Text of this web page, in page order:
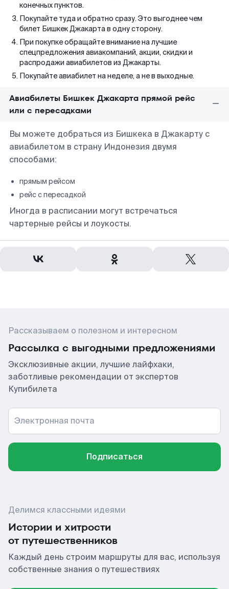
конечных пунктов.
Покупайте туда и обратно сразу. Это выгоднее чем
билет Бишкек Джакарта в одну сторону.
При покупке обращайте внимание на лучшие
спецпредложения авиакомпаний, акции, скидки и
распродажи авиабилетов из Джакарты.
Покупайте авиабилет на неделе, а не в выходные.
Авиабилеты Бишкек Джакарта прямой рейс
или с пересадками
Вы можете добраться из Бишкека в Джакарту с
авиабилетом в страну Индонезия двумя
способами:
прямым рейсом
рейс с пересадкой
Иногда в расписании могут встречаться
чартерные рейсы и лоукосты.
Рассказываем о полезном и интересном
Рассылка с выгодными предложениями
Эксклюзивные акции, лучшие лайфхаки,
заботливые рекомендации от экспертов
Купибилета
Электронная почта
Подписаться
Делимся классными идеями
Истории и хитрости
от путешественников
Каждый день строим маршруты для вас, используя
собственные знания о путешествиях